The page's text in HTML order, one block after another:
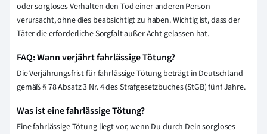
oder sorgloses Verhalten den Tod einer anderen Person
verursacht, ohne dies beabsichtigt zu haben. Wichtig ist, dass der
Täter die erforderliche Sorgfalt außer Acht gelassen hat.
FAQ: Wann verjährt fahrlässige Tötung?
Die Verjährungsfrist für fahrlässige Tötung beträgt in Deutschland
gemäß § 78 Absatz 3 Nr. 4 des Strafgesetzbuches (StGB) fünf Jahre.
Was ist eine fahrlässige Tötung?
Eine fahrlässige Tötung liegt vor, wenn Du durch Dein sorgloses